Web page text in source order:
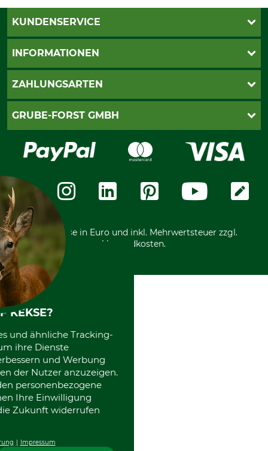
KUNDENSERVICE
Katalogbestellung
INFORMATIONEN
AGB
Widerrufsformular
Zahlungsarten
ZAHLUNGSARTEN
PayPal
Vorkasse
GRUBE-FORST GMBH
Karriere
Über uns
Community
International
*Alle Preise in Euro und inkl. Mehrwertsteuer zzgl.
Versandkosten.
KEKSE?
und ähnliche Tracking-
ihre Dienste
und Werbung
der Nutzer anzuzeigen.
personenbezogene
Ihre Einwilligung
Zukunft widerrufen
Impressum